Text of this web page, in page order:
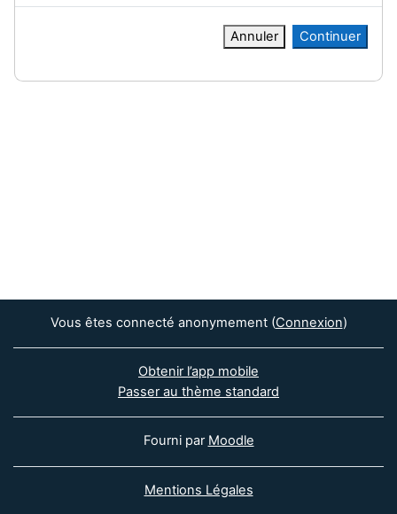
Annuler Continuer
Vous êtes connecté anonymement (Connexion)
Obtenir l’app mobile
Passer au thème standard
Fourni par Moodle
Mentions Légales